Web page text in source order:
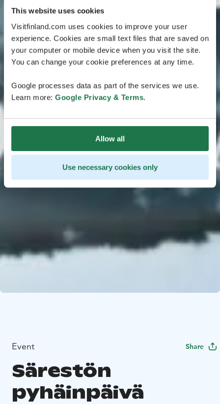
This website uses cookies
Visitfinland.com uses cookies to improve your user
experience. Cookies are small text files that are saved on
your computer or mobile device when you visit the site.
You can change your cookie preferences at any time.
Google processes data as part of the services we use.
Learn more: Google Privacy & Terms.
Allow all
Use necessary cookies only
Event Share
Särestön
pyhäinpäivä